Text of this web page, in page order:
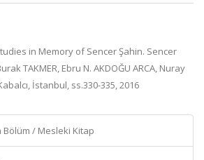
in Memory of Sencer Şahin. Sencer
TAKMER, Ebru N. AKDOĞU ARCA, Nuray
İstanbul, ss.330-335, 2016
Bölüm / Mesleki Kitap